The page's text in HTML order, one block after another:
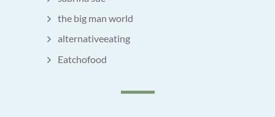
the big man world
alternativeeating
Eatchofood